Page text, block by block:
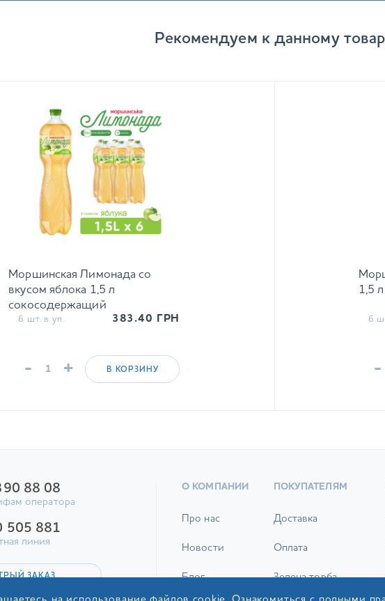
Рекомендуем к данному
Моршинская Лимонада со
вкусом яблока 1,5 л
сокосодержащий
среднегазированный напиток
6 шт. в уп. 383.40 ГРН
- + В КОРЗИНУ
1,5
6
-
88 08
оператора
505 881
линия
ЗАКАЗ
О КОМПАНИИ
Про нас
Новости
Блог
ПОКУПАТЕЛЯМ
Доставка
Оплата
Зелена торба